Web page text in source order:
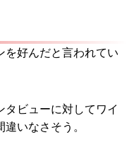
を好んだと言われてい
タビューに対してワイ
いなさそう。